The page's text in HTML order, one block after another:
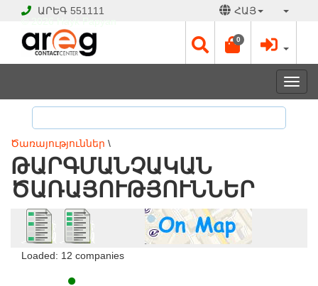
ԱՐԵԳ 551111 ՀԱՅ
0
Ծառայություններ \
ԹԱՐԳՄԱՆՉԱԿԱՆ
ԾԱՌԱՅՈՒԹՅՈՒՆՆԵՐ
Loaded: 12 companies